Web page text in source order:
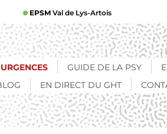
EPSM Val de Lys-Artois
URGENCES GUIDE DE LA PSY
EN DIRECT DU GHT